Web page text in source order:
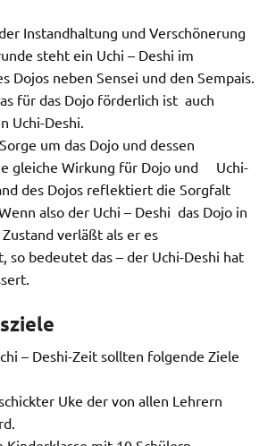
Instandhaltung und Verschönerung
steht ein Uchi – Deshi im
Dojos neben Sensei und den Sempais.
für das Dojo förderlich ist auch
Uchi-Deshi.
um das Dojo und dessen
gleiche Wirkung für Dojo und Uchi-
des Dojos reflektiert die Sorgfalt
also der Uchi – Deshi das Dojo in
verläßt als er es
so bedeutet das – der Uchi-Deshi hat
– Deshi-Zeit sollten folgende Ziele
Uke der von allen Lehrern